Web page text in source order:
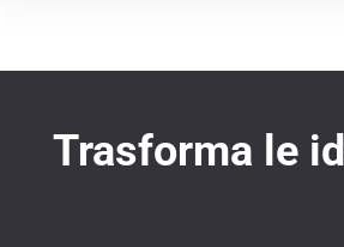
Trasforma le